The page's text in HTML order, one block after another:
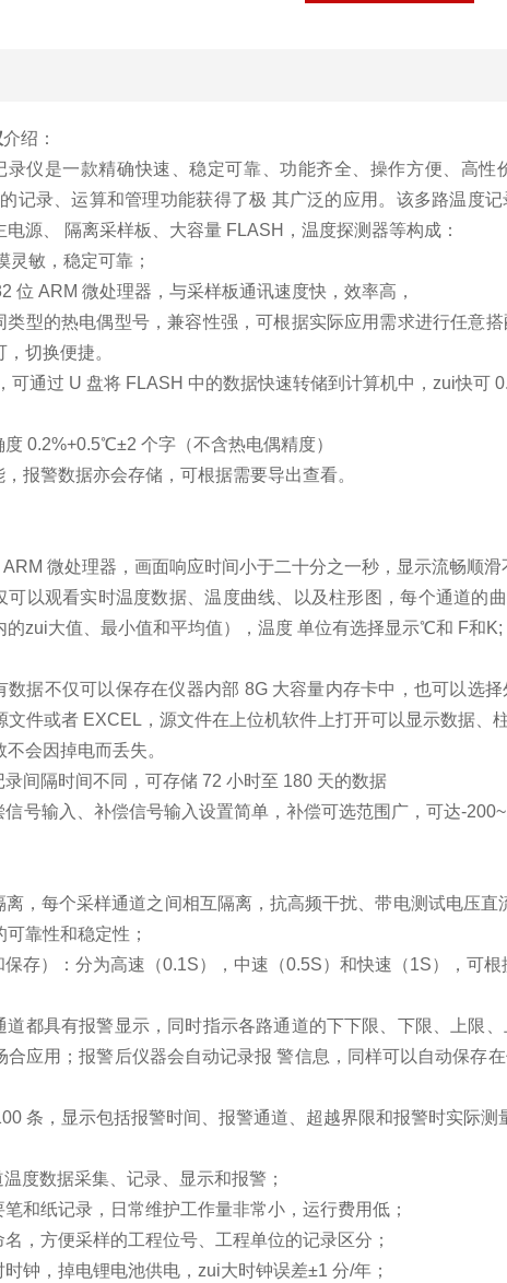
介绍：
录仪是一款精确快速、稳定可靠、功能齐全、操作方便、高性
记录、运算和管理功能获得了极 其广泛的应用。该多路温度
源、 隔离采样板、大容量 FLASH，温度探测器等构成：
灵敏，稳定可靠；
位 ARM 微处理器，与采样板通讯速度快，效率高，
类型的热电偶型号，兼容性强，可根据实际应用需求进行任意
切换便捷。
可通过 U 盘将 FLASH 中的数据快速转储到计算机中，zui快可
0.2%+0.5℃±2 个字（不含热电偶精度）
报警数据亦会存储，可根据需要导出查看。
微处理器，画面响应时间小于二十分之一秒，显示流畅顺滑
可以观看实时温度数据、温度曲线、以及柱形图，每个通道的
的zui大值、最小值和平均值），温度 单位有选择显示℃和 F和K;
数据不仅可以保存在仪器内部 8G 大容量内存卡中，也可以选
文件或者 EXCEL，源文件在上位机软件上打开可以显示数据、
会因掉电而丢失。
间隔时间不同，可存储 72 小时至 180 天的数据
号输入、补偿信号输入设置简单，补偿可选范围广，可达-
，每个采样通道之间相互隔离，抗高频干扰、带电测试电压直
靠性和稳定性；
存）：分为高速（0.1S），中速（0.5S）和快速（1S），可根
道都具有报警显示，同时指示各路通道的下下限、下限、上限
合应用；报警后仪器会自动记录报 警信息，同样可以自动保存
条，显示包括报警时间、报警通道、超越界限和报警时实际测
度数据采集、记录、显示和报警；
和纸记录，日常维护工作量非常小，运行费用低；
，方便采样的工程位号、工程单位的记录区分；
钟，掉电锂电池供电，zui大时钟误差±1 分/年；